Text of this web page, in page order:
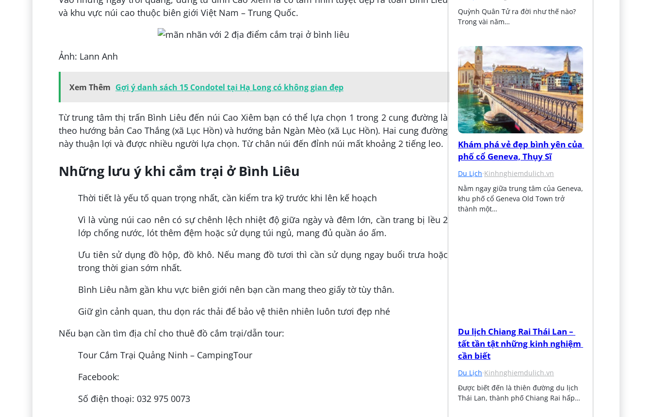
và khu vực núi cao thuộc biên giới Việt Nam – Trung Quốc.
Ảnh: Lann Anh
Xem Thêm Gợi ý danh sách 15 Condotel tại Hạ Long có không gian đẹp
Từ trung tâm thị trấn Bình Liêu đến núi Cao Xiêm bạn có thể lựa chọn 1 trong 2 cung đường là
theo hướng bản Cao Thắng (xã Lục Hồn) và hướng bản Ngàn Mèo (xã Lục Hồn). Hai cung đường
này thuận lợi và được nhiều người lựa chọn. Từ chân núi đến đỉnh núi mất khoảng 2 tiếng leo.
Những lưu ý khi cắm trại ở Bình Liêu
Thời tiết là yếu tố quan trọng nhất, cần kiểm tra kỹ trước khi lên kế hoạch
Vì là vùng núi cao nên có sự chênh lệch nhiệt độ giữa ngày và đêm lớn, cần trang bị lều 2
lớp chống nước, lót thêm đệm hoặc sử dụng túi ngủ, mang đủ quần áo ấm.
Ưu tiên sử dụng đồ hộp, đồ khô. Nếu mang đồ tươi thì cần sử dụng ngay buổi trưa hoặc
trong thời gian sớm nhất.
Bình Liêu nằm gần khu vực biên giới nên bạn cần mang theo giấy tờ tùy thân.
Giữ gìn cảnh quan, thu dọn rác thải để bảo vệ thiên nhiên luôn tươi đẹp nhé
Nếu bạn cần tìm địa chỉ cho thuê đồ cắm trại/dẫn tour:
Tour Cắm Trại Quảng Ninh – CampingTour
Facebook:
Số điện thoại: 032 975 0073
Quỳnh Quân Tử ra đời như thế nào?
Trong vài năm…
Khám phá vẻ đẹp bình yên của
phố cổ Geneva, Thụy Sĩ
Du Lịch·Kinhnghiemdulich.vn
Nằm ngay giữa trung tâm của Geneva,
khu phố cổ Geneva Old Town trở
thành một…
Du lịch Chiang Rai Thái Lan –
tất tần tật những kinh nghiệm
cần biết
Du Lịch·Kinhnghiemdulich.vn
Được biết đến là thiên đường du lịch
Thái Lan, thành phố Chiang Rai hấp…